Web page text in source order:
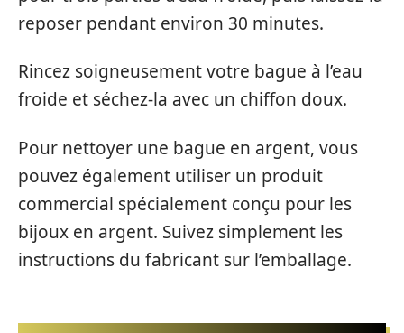
reposer pendant environ 30 minutes.
Rincez soigneusement votre bague à l’eau
froide et séchez-la avec un chiffon doux.
Pour nettoyer une bague en argent, vous
pouvez également utiliser un produit
commercial spécialement conçu pour les
bijoux en argent. Suivez simplement les
instructions du fabricant sur l’emballage.